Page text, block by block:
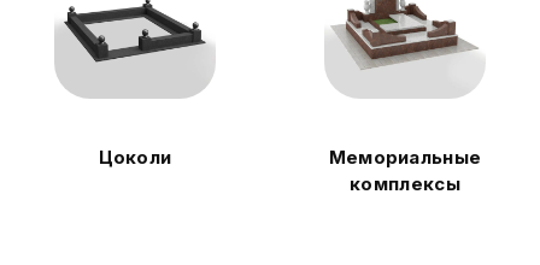
Цоколи
Мемориальные
комплексы